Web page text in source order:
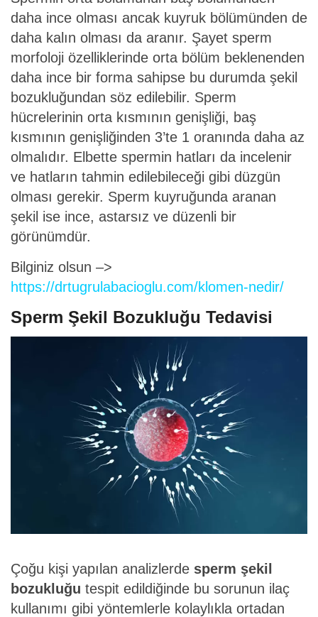
daha ince olması ancak kuyruk bölümünden de
daha kalın olması da aranır. Şayet sperm
morfoloji özelliklerinde orta bölüm beklenenden
daha ince bir forma sahipse bu durumda şekil
bozukluğundan söz edilebilir. Sperm
hücrelerinin orta kısmının genişliği, baş
kısmının genişliğinden 3’te 1 oranında daha az
olmalıdır. Elbette spermin hatları da incelenir
ve hatların tahmin edilebileceği gibi düzgün
olması gerekir. Sperm kuyruğunda aranan
şekil ise ince, astarsız ve düzenli bir
görünümdür.
Bilginiz olsun –>
https://drtugrulabacioglu.com/klomen-nedir/
Sperm Şekil Bozukluğu Tedavisi
Çoğu kişi yapılan analizlerde sperm şekil
bozukluğu tespit edildiğinde bu sorunun ilaç
kullanımı gibi yöntemlerle kolaylıkla ortadan